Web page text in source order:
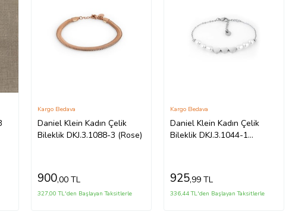
Daniel Klein Kadın Çelik
Bileklik DKJ.3.1088-3 (Rose)
Kargo Bedava
900,00 TL
327,00 TL'den Başlayan Taksitlerle
Daniel Klein Kadın Çelik
Bileklik DKJ.3.1044-1
Kargo Bedava
925,99 TL
336,44 TL'den Başlayan Taksitlerle